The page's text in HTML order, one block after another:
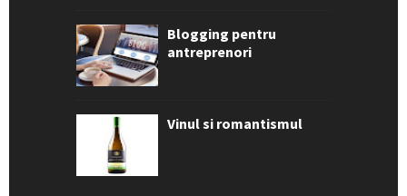
Blogging pentru
antreprenori
Vinul si romantismul